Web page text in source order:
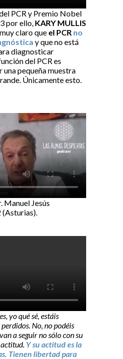
PCR y Premio Nobel
por ello, KARY MULLIS
claro que el PCR no
y que no está
diagnosticar
del PCR es
pequeña muestra
Únicamente esto.
Manuel Jesús
(Asturias).
yo qué sé, estáis
No, no podéis
a seguir no sólo con su
Y su actitud es la
Tienen libertad para